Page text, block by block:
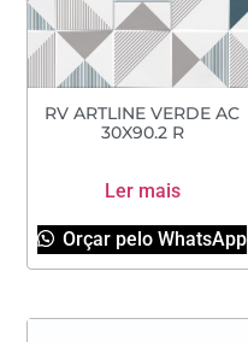
RV ARTLINE VERDE AC
30X90.2 R
Ler mais
Orçar pelo WhatsApp